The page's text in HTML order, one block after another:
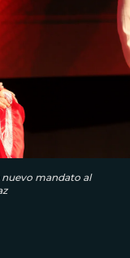
mandato al